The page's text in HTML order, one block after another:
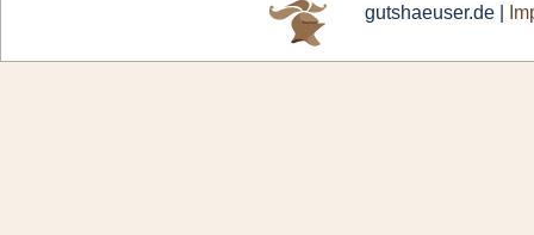
gutshaeuser.de |